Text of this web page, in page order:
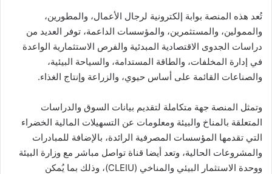
تُعد هذه المنصة بوابة إلكترونية لرجال الأعمال، والمطورين،
والممولين، والمستثمرين، والمؤسسات الداعمة، توفر العديد من
دراسات الجدوى الاقتصادية المبدئية والفرص الاستثمارية الواعدة
في إدارة المخلفات، والطاقة المستدامة، والسياحة البيئية،
والصناعات القائمة على أساس حيوي، والزراعة وإنتاج الغذاء.
وتمثل المنصة جهة متكاملة لتقديم بيانات السوق والدراسات
المتعلقة بالمناخ والبيئة ومعلومات عن التسهيلات المالية الخضراء
التي تقدمها المؤسسات المصرفية الرائدة، بالإضافة للمبادرات
والمشروعات الحالية، وتعد أيضا قناة تواصل مباشر مع وزارة البيئة
ووحدة الاستثمار البيئي والمناخي (CLEIU)، وذلك بما يُمكن